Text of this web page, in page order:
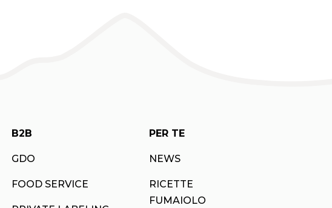
B2B
GDO
FOOD SERVICE
PER TE
NEWS
RICETTE
FUMAIOLO